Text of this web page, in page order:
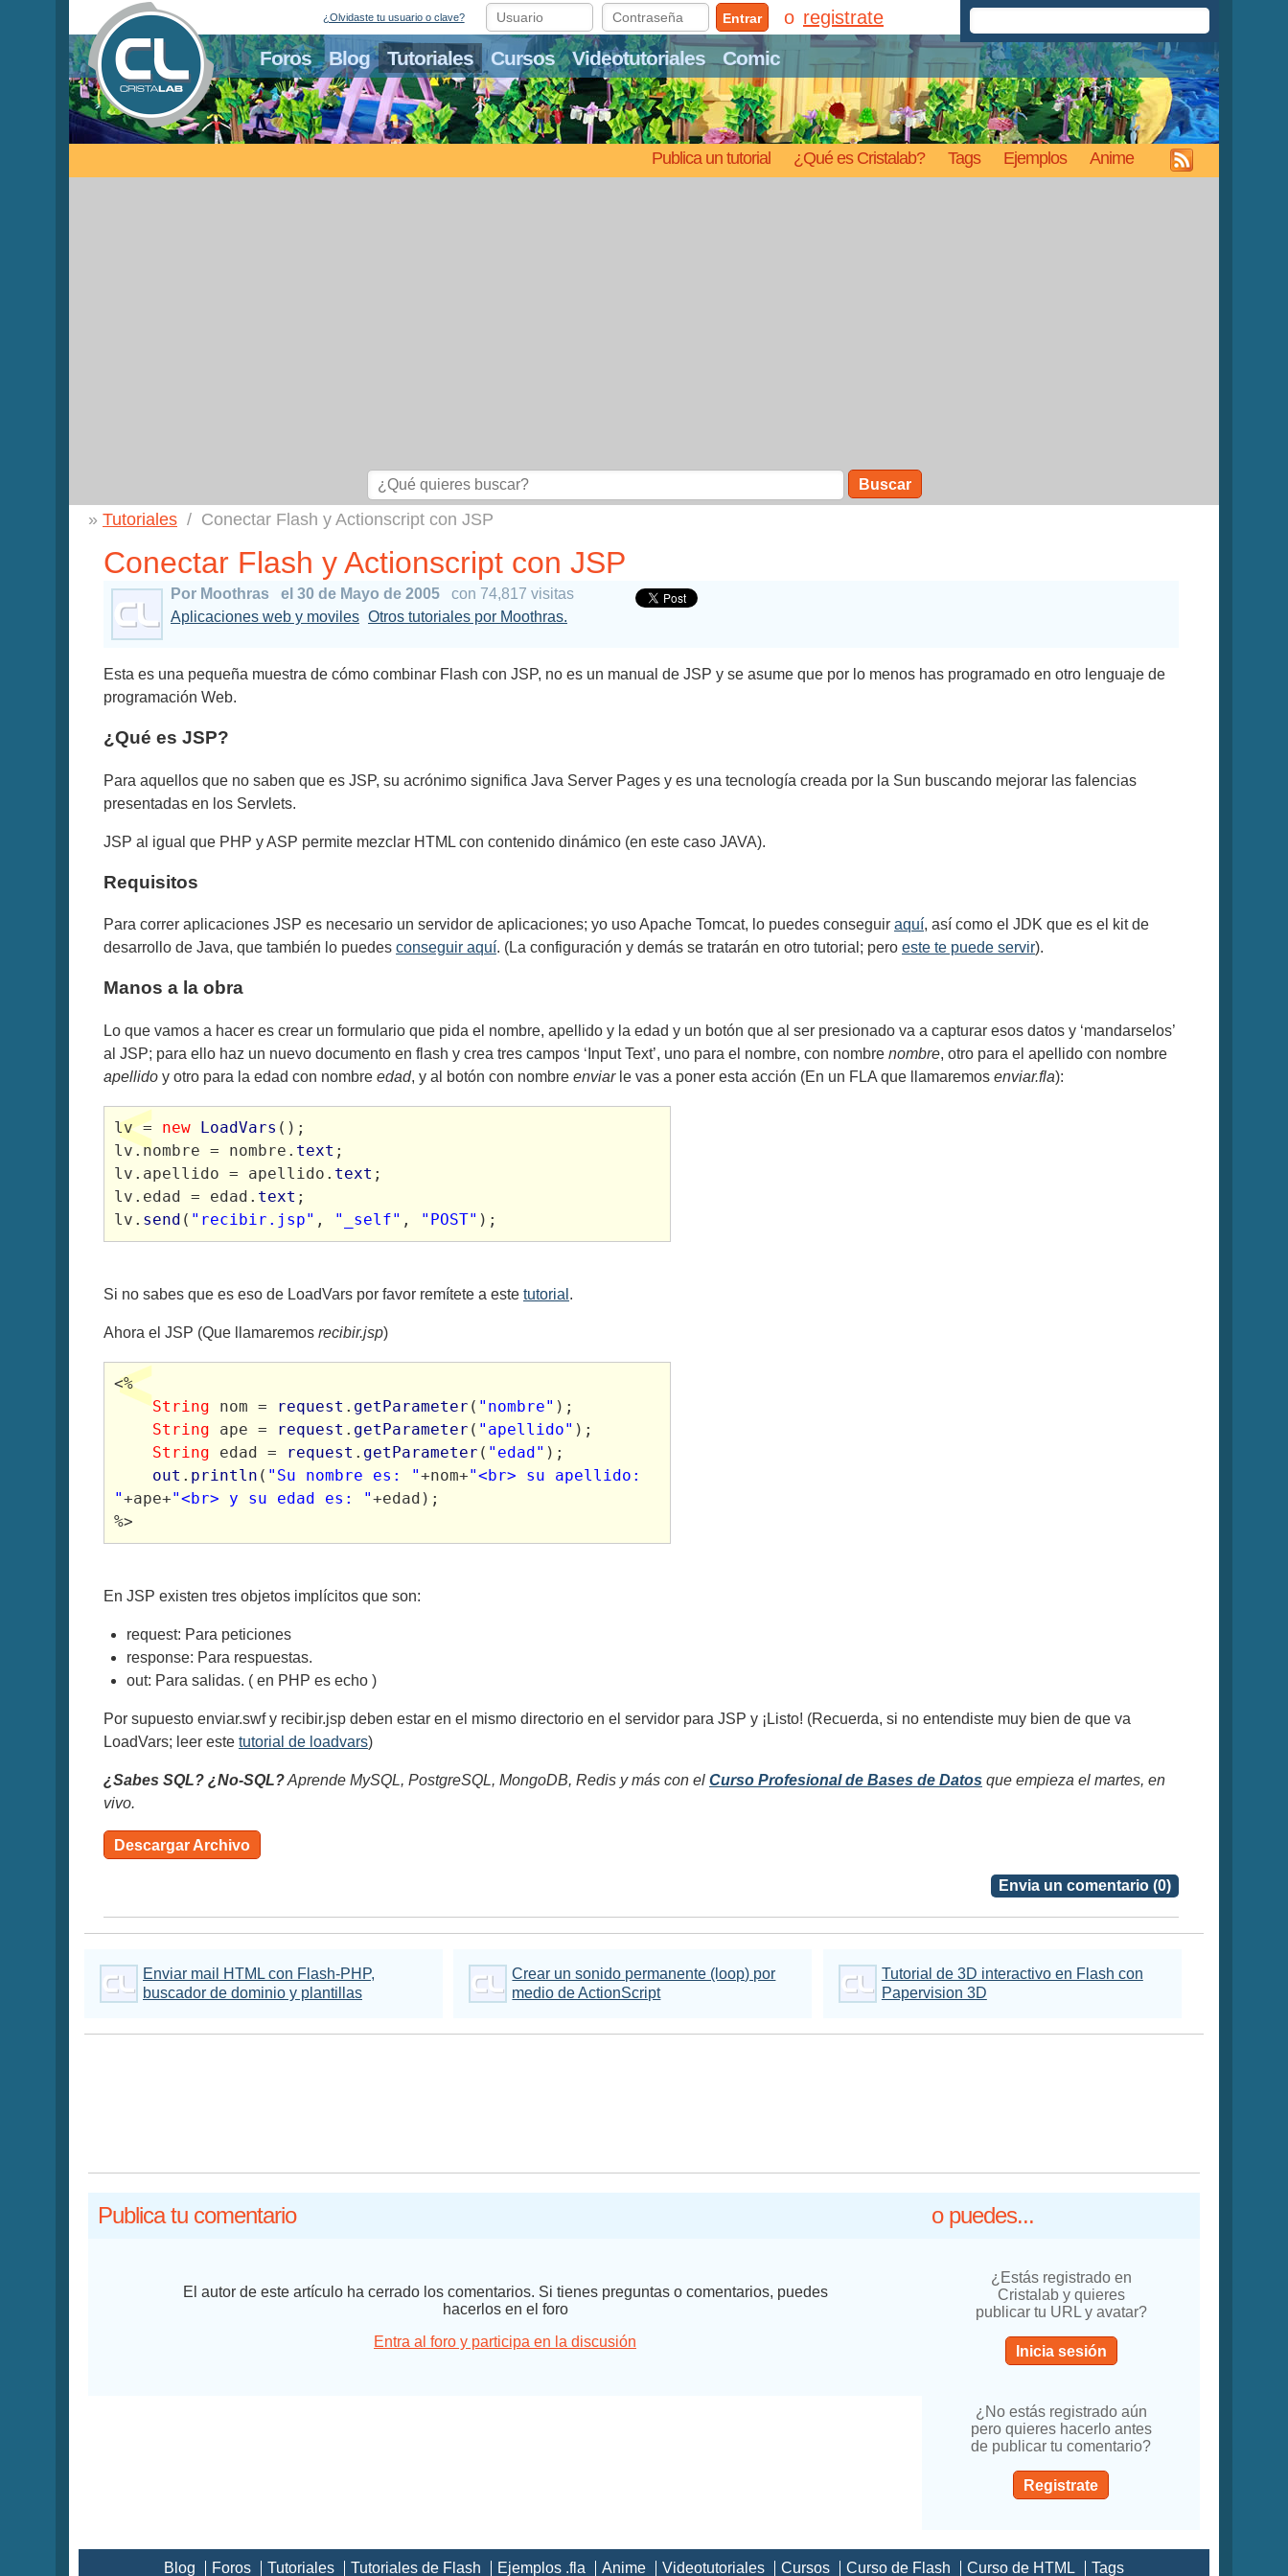
Foros Blog Tutoriales Cursos Videotutoriales Comic
Publica un tutorial ¿Qué es Cristalab? Tags Ejemplos Anime
¿Olvidaste tu usuario o clave? Entrar registrate
Buscar
Tutoriales Conectar Flash y Actionscript con JSP
Conectar Flash y Actionscript con JSP
Por Moothras el 30 de Mayo de 2005
con 74,817 visitas
Aplicaciones web y moviles Otros tutoriales por Moothras.
Esta es una pequeña muestra de cómo combinar Flash con JSP, no es un manual de JSP y se asume que por lo menos has programado en otro lenguaje de
programación Web.
¿Qué es JSP?
Para aquellos que no saben que es JSP, su acrónimo significa Java Server Pages y es una tecnología creada por la Sun buscando mejorar las falencias
presentadas en los Servlets.
JSP al igual que PHP y ASP permite mezclar HTML con contenido dinámico (en este caso JAVA).
Requisitos
Para correr aplicaciones JSP es necesario un servidor de aplicaciones; yo uso Apache Tomcat, lo puedes conseguir aquí, así como el JDK que es el kit de
desarrollo de Java, que también lo puedes conseguir aquí. (La configuración y demás se tratarán en otro tutorial; pero este te puede servir).
Manos a la obra
Lo que vamos a hacer es crear un formulario que pida el nombre, apellido y la edad y un botón que al ser presionado va a capturar esos datos y ‘mandarselos’
al JSP; para ello haz un nuevo documento en flash y crea tres campos ‘Input Text’, uno para el nombre, con nombre nombre, otro para el apellido con nombre
apellido y otro para la edad con nombre edad, y al botón con nombre enviarle vas a poner esta acción (En un FLA que llamaremos enviar.fla):
lv = new LoadVars ();
lv.nombre = nombre. text ;
lv.apellido = apellido. text ;
lv.edad = edad. text ;
lv. send ( "recibir.jsp" , "_self" , "POST" );
Si no sabes que es eso de LoadVars por favor remítete a este tutorial .
Ahora el JSP (Que llamaremos recibir.jsp)
<%
String nom = request . getParameter ( "nombre" );
String ape = request . getParameter ( "apellido" );
String edad = request . getParameter ( "edad" );
out . println ( "Su nombre es: "+nom+"<br> su apellido:
"+ape+"<br> y su edad es: "+edad);
%>
En JSP existen tres objetos implícitos que son:
request: Para peticiones
response: Para respuestas.
out: Para salidas. ( en PHP es echo )
Por supuesto enviar.swf y recibir.jsp deben estar en el mismo directorio en el servidor para JSP y ¡Listo! (Recuerda, si no entendiste muy bien de que va
LoadVars; leer este tutorial de loadvars)
¿Sabes SQL? ¿No-SQL?Aprende MySQL, PostgreSQL, MongoDB, Redis y más con el Curso Profesional de Bases de Datos que empieza el martes, en
vivo.
Descargar Archivo
Envia un comentario (0)
Enviar mail HTML con Flash-PHP,
buscador de dominio y plantillas
Crear un sonido permanente (loop) por
medio de ActionScript
Tutorial de 3D interactivo en Flash con
Papervision 3D
Publica tu comentario
El autor de este artículo ha cerrado los comentarios. Si tienes preguntas o comentarios, puedes
hacerlos en el foro
Entra al foro y participa en la discusión
o puedes...
¿Estás registrado en
Cristalab y quieres
publicar tu URL y avatar?
Inicia sesión
¿No estás registrado aún
pero quieres hacerlo antes
de publicar tu comentario?
Registrate
Blog Foros Tutoriales Tutoriales de Flash Ejemplos .fla Anime Videotutoriales Cursos Curso de Flash Curso de HTML Tags